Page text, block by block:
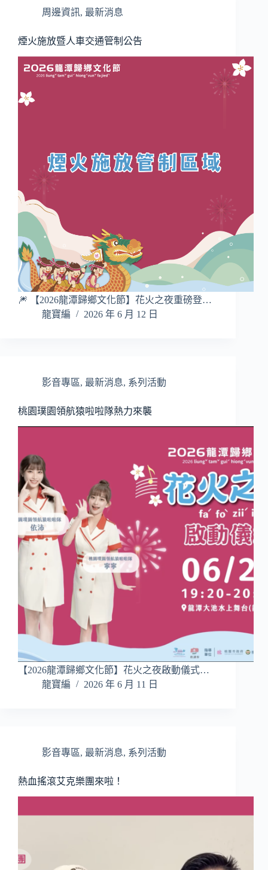
周邊資訊, 最新消息
煙火施放暨人車交通管制公告
🎆 【2026龍潭歸鄉文化節】花火之夜重磅登…
龍寶編
2026 年 6 月 12 日
影音專區, 最新消息, 系列活動
桃園璞園領航猿啦啦隊熱力來襲
【2026龍潭歸鄉文化節】花火之夜啟動儀式…
龍寶編
2026 年 6 月 11 日
影音專區, 最新消息, 系列活動
熱血搖滾艾克樂團來啦！